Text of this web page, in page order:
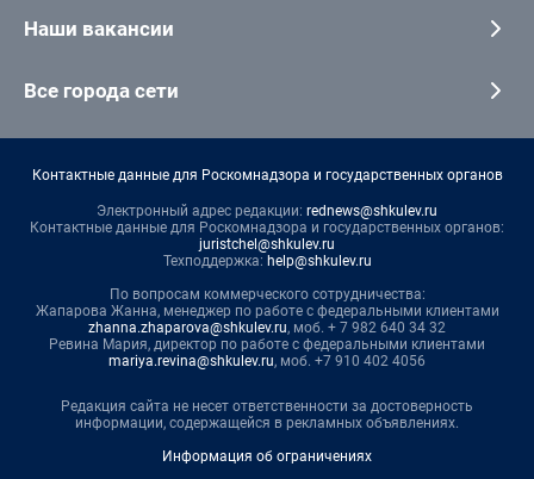
Наши вакансии
Все города сети
Контактные данные для Роскомнадзора и государственных органов
Электронный адрес редакции: rednews@shkulev.ru
Контактные данные для Роскомнадзора и государственных органов:
juristchel@shkulev.ru
Техподдержка: help@shkulev.ru
По вопросам коммерческого сотрудничества:
Жапарова Жанна, менеджер по работе с федеральными клиентами
zhanna.zhaparova@shkulev.ru, моб. + 7 982 640 34 32
Ревина Мария, директор по работе с федеральными клиентами
mariya.revina@shkulev.ru, моб. +7 910 402 4056
Редакция сайта не несет ответственности за достоверность
информации, содержащейся в рекламных объявлениях.
Информация об ограничениях